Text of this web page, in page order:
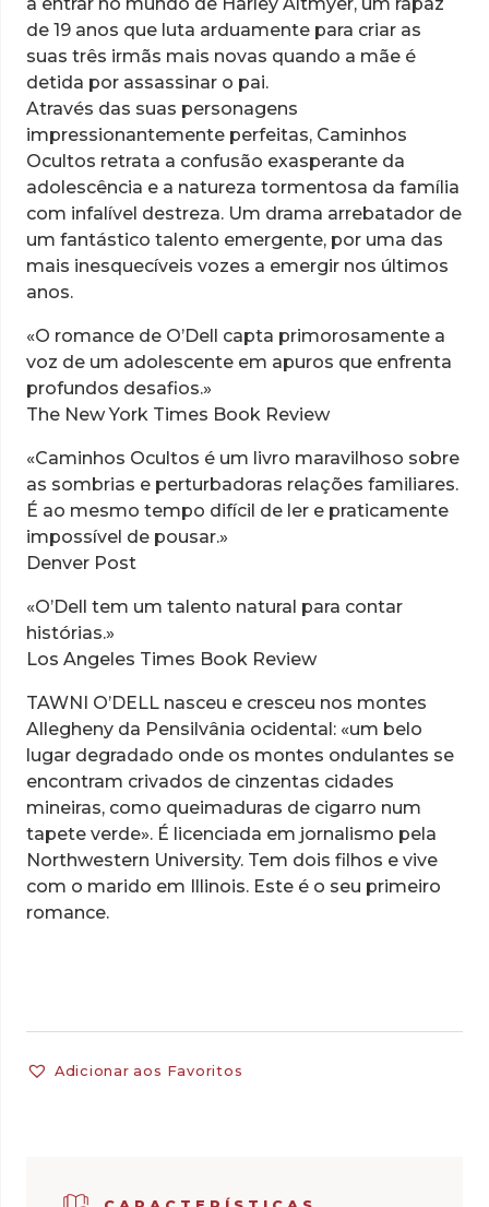
de 19 anos que luta arduamente para criar as
suas três irmãs mais novas quando a mãe é
detida por assassinar o pai.
Através das suas personagens
impressionantemente perfeitas, Caminhos
Ocultos retrata a confusão exasperante da
adolescência e a natureza tormentosa da família
com infalível destreza. Um drama arrebatador de
um fantástico talento emergente, por uma das
mais inesquecíveis vozes a emergir nos últimos
anos.
«O romance de O’Dell capta primorosamente a
voz de um adolescente em apuros que enfrenta
profundos desafios.»
The New York Times Book Review
«Caminhos Ocultos é um livro maravilhoso sobre
as sombrias e perturbadoras relações familiares.
É ao mesmo tempo difícil de ler e praticamente
impossível de pousar.»
Denver Post
«O’Dell tem um talento natural para contar
histórias.»
Los Angeles Times Book Review
TAWNI O’DELL nasceu e cresceu nos montes
Allegheny da Pensilvânia ocidental: «um belo
lugar degradado onde os montes ondulantes se
encontram crivados de cinzentas cidades
mineiras, como queimaduras de cigarro num
tapete verde». É licenciada em jornalismo pela
Northwestern University. Tem dois filhos e vive
com o marido em Illinois. Este é o seu primeiro
romance.
Adicionar aos Favoritos